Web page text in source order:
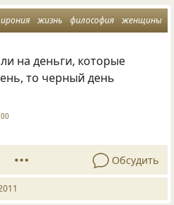
ирония жизнь философия женщины
на деньги, которые
то черный день
Обсудить